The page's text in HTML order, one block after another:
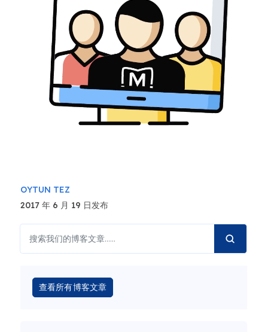
OYTUN TEZ
2017 年 6 月 19 日发布
查看所有博客文章